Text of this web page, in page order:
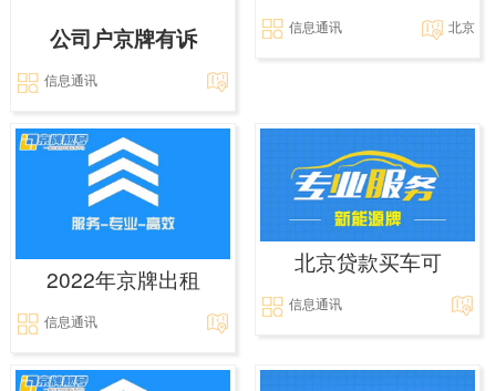
公司户京牌有诉
信息通讯
信息通讯 北京
2022年京牌出租
信息通讯
北京贷款买车可
信息通讯